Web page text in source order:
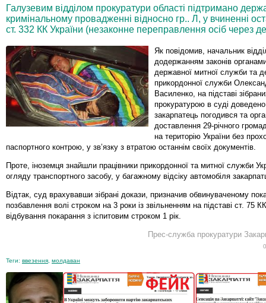
Галузевим відділом прокуратури області підтримано
кримінальному провадженні відносно гр.. Л, у вчиненні
ст. 332 КК України (незаконне переправлення осіб через
Як повідомив, начальник
додержанням законів
державної митної служби та
прикордонної служби
Василенко, на підставі
прокуратурою в суді
закарпатець погодився та
доставлення 29-річного
на територію України без
паспортного контрою, у зв’язку з втратою останнім своїх документів.
Проте, іноземця знайшли працівники прикордонної та митної служби
огляду транспортного засобу, у багажному відсіку автомобіля
Відтак, суд врахувавши зібрані докази, призначив обвинуваченому
позбавлення волі строком на 3 роки із звільненням на підставі ст. 75
відбування покарання з іспитовим строком 1 рік.
Прес-служба прокуратури
Теги: ввезення молдаван